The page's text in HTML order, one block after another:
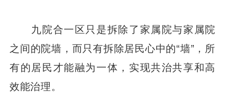
九院合一区只是拆除了家属院与家属院
之间的院墙，而只有拆除居民心中的“墙”，所
有的居民才能融为一体，实现共治共享和高
效能治理。